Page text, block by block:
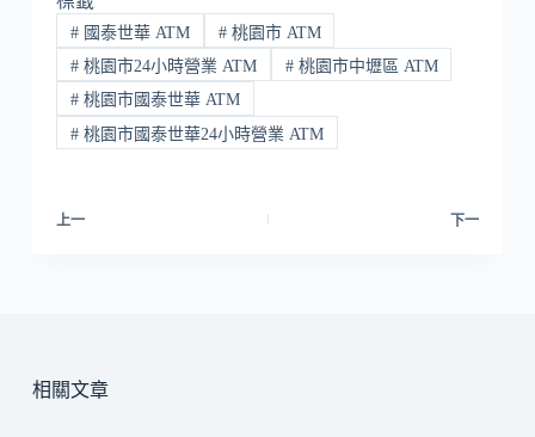
#國泰世華 ATM #桃園市 ATM
#桃園市24小時營業 ATM #桃園市中壢區 ATM
#桃園市國泰世華 ATM
#桃園市國泰世華24小時營業 ATM
上一 下一
相關文章